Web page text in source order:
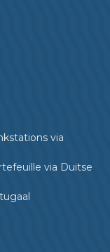
via
via Duitse